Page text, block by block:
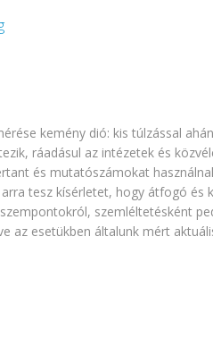
kemény dió: kis túlzással
ráadásul az intézetek és
és mutatószámokat
tesz kísérletet, hogy átfogó és
szemléltetésként
az esetükben általunk mért